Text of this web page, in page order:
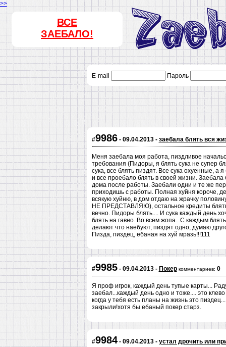
>>
ВСЕ
ЗАЕБАЛО!
E-mail Пароль
#9986- 09.04.2013 - заебала блять вся
Меня заебала моя работа, пиздливое
требования (Пидоры, я блять сука не супер
сука, все блять пиздят. Все сука охуенные, а
и все проебало блять в своей жизни.
дома после работы. Заебали одни и те же
приходишь с работы. Полная хуйня короче,
всякую хуйню, в дом отдаю на жрачку
НЕ ПРЕДСТАВЛЯЮ), остальное кредиты
вечно. Пидоры блять.... И сука каждый день
блять на гавно. Во всем жопа.. С каждым
делают что наебуют, пиздят одно, думаю
Пизда, пиздец, ебаная на хуй мразь!!!111
#9985- 09.04.2013 - Покер комментариев: 0
Я проф игрок, каждый день тупые карты...
заебал...каждый день одно и тоже.... это
когда у тебя есть планы на жизнь это
закрыли!хотя бы ебаный покер старз.
#9984- 09.04.2013 - устал дрочить или